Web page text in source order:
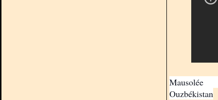
Mausolée
Ouzbékistan